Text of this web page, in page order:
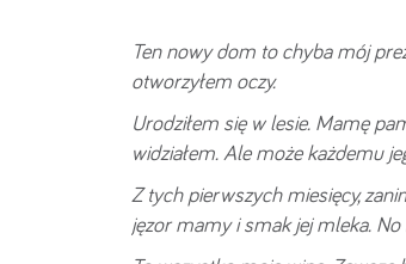
Ten nowy dom to chyba mój
otworzyłem oczy.
Urodziłem się w lesie. Mamę
widziałem. Ale może każdemu
Z tych pierwszych miesięcy,
jęzor mamy i smak jej mleka. No